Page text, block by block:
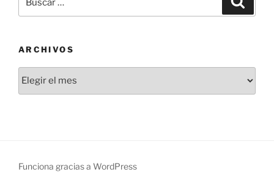
por:
ARCHIVOS
Funciona gracias a WordPress